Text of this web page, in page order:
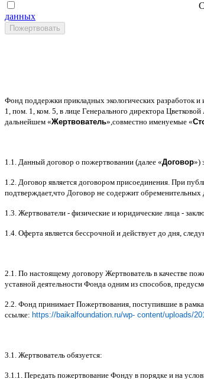
данных
Фонд поддержки прикладных экологических разработок и
1, пом. 1, ком. 5, в лице Генерального директора
дальнейшем «Жертвователь»,совместно именуемые «
1.1. Данный договор о пожертвовании (далее «Договор»)
1.2. Договор является договором присоединения. При
подтверждает,что Договор не содержит обременительных
1.3. Жертвователи - физические и юридические лица -
1.4. Оферта является бессрочной и действует до дня,
2.1. По настоящему договору Жертвователь в качестве
уставной деятельности Фонда одним из способов,
2.2. Фонд принимает Пожертвования, поступившие в
ссылке: https://baikalfoundation.ru/wp- content/uploads/
3.1. Жертвователь обязуется:
3.1.1. Передать пожертвование Фонду в порядке и на